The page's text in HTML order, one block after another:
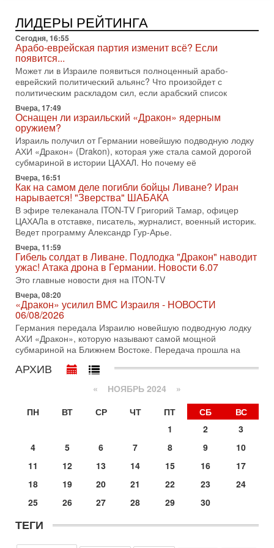
02/08/2026
Президент США Дональд Трамп сегодня заявил об отмене
подготовленного удара по Ирану после обращений
Тегерана и других стран региона. По его словам,
1-08-2026, 17:50
«Русский голос» Израиля: кто заберет его на этот
раз?
Голоса русскоязычных репатриантов не раз кардинально
меняли политический ландшафт Израиля. Достаточно
вспомнить взлет партии «Исраэль ба-алия», когда
31-07-2026, 17:00
Тайны закрытых дверей: о чём на самом деле
молчат Трамп и Нетаньяху?
Недавний визит премьер-министра Израиля Биньямина
Нетаньяху в США и его встреча с Дональдом Трампом
оставили больше вопросов, чем ответов. Полная
31-07-2026, 15:18
Иран готовит покушение на Нетаниягу! Трамп не
хочет эскалации, но КСИР готовит взрыв!
В эфире телеканала ITON-TV СЕРГЕЙ МИГДАЛЬ, эксперт
по вопросам безопасности, офицер запаса
Международного управления полиции Израиля, автор
Битва за разоружение ХАМАСа - НОВОСТИ
31/07/2026
Сегодня президент США Дональд Трамп заявил о
достижении исторического соглашения о полном
разоружении ХАМАСа и других вооруженных группировок в
Иран доведет Трампа до крайних мер? Разбор и
оценка от военного обозревателя Давида Шарпа
Ситуация вокруг противостояния Ирана и США накаляется
с каждым днем. Почему Трамп в самый последний момент
отменил решение о нанесении тяжелых ударов
Покупатель авиакомпании «Аркия» намерен
запретить полеты по субботам!
Вокруг возможной продажи авиакомпании «Аркия»
разгорается громкий конфликт.
Трамп готовит удар по Ирану - НОВОСТИ 30/07/2026
возможность масштабной военной операции против Ирана
ЛИДЕРЫ РЕЙТИНГА
Сегодня, 16:55
Арабо-еврейская партия изменит всё? Если
появится...
Может ли в Израиле появиться полноценный арабо-
еврейский политический альянс? Что произойдет с
политическим раскладом сил, если арабский список
Вчера, 17:49
Оснащен ли израильский «Дракон» ядерным
оружием?
Израиль получил от Германии новейшую подводную лодку
АХИ «Дракон» (Drakon), которая уже стала самой дорогой
субмариной в истории ЦАХАЛ. Но почему её
Вчера, 16:51
Как на самом деле погибли бойцы Ливане? Иран
нарывается! "Зверства" ШАБАКА
В эфире телеканала ITON-TV Григорий Тамар, офицер
ЦАХАЛа в отставке, писатель, журналист, военный историк.
Ведет программу Александр Гур-Арье.
Вчера, 11:59
Гибель солдат в Ливане. Подлодка "Дракон" наводит
ужас! Атака дрона в Германии. Новости 6.07
Это главные новости дня на ITON-TV
Вчера, 08:20
«Дракон» усилил ВМС Израиля - НОВОСТИ
06/08/2026
Германия передала Израилю новейшую подводную лодку
АХИ «Дракон», которую называют самой мощной
субмариной на Ближнем Востоке. Передача прошла на
АРХИВ
« НОЯБРЬ 2024 »
ПН
ВТ СР ЧТ ПТ СБ
ВС
1
2
3
4
5 6 7 8 9
10
11
12 13 14 15 16
17
18
19 20 21 22 23
24
25
26 27 28 29 30
ТЕГИ